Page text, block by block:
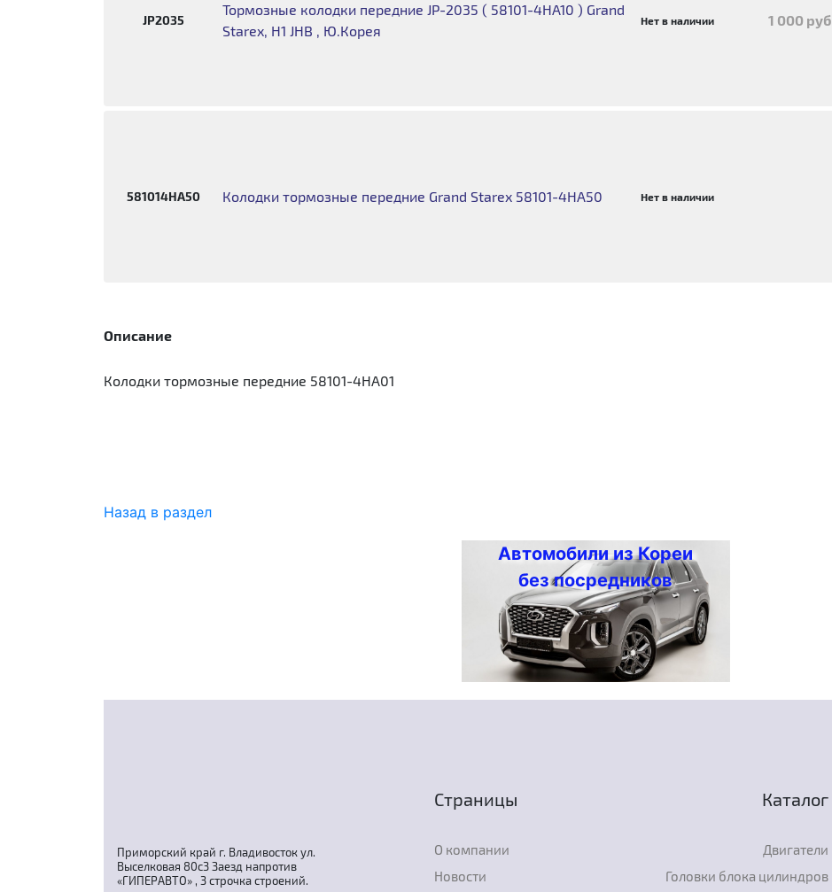
JP2035
Тормозные колодки передние JP-2035 ( 58101-4HA10 ) Grand
Starex, H1 JHB , Ю.Корея
Нет в наличии 1 000 руб
581014HA50 Колодки тормозные передние Grand Starex 58101-4HA50 Нет в наличии
Описание
Колодки тормозные передние 58101-4HA01
Назад в раздел
Автомобили из Кореи
без посредников
Приморский край г. Владивосток ул.
Выселковая 80с3 Заезд напротив
«ГИПЕРАВТО» , 3 строчка строений.
Страницы
О компании
Новости
Каталог
Двигатели
Головки блока цилиндров